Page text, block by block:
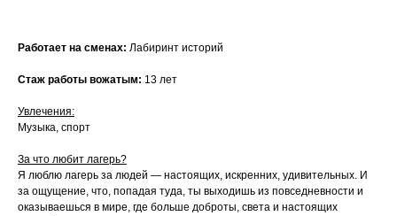
Работает на сменах: Лабиринт историй
Стаж работы вожатым: 13 лет
Увлечения:
Музыка, спорт
За что любит лагерь?
Я люблю лагерь за людей — настоящих, искренних, удивительных. И
за ощущение, что, попадая туда, ты выходишь из повседневности и
оказываешься в мире, где больше доброты, света и настоящих